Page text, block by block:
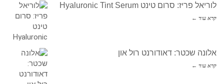
לוריאל פריז: סרום טינט Hyaluronic Tint Serum
קרא עוד ←
אלונה שכטר: דאודורנט רול און
קרא עוד ←